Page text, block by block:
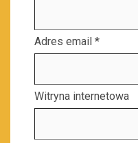
Adres email *
Witryna internetowa